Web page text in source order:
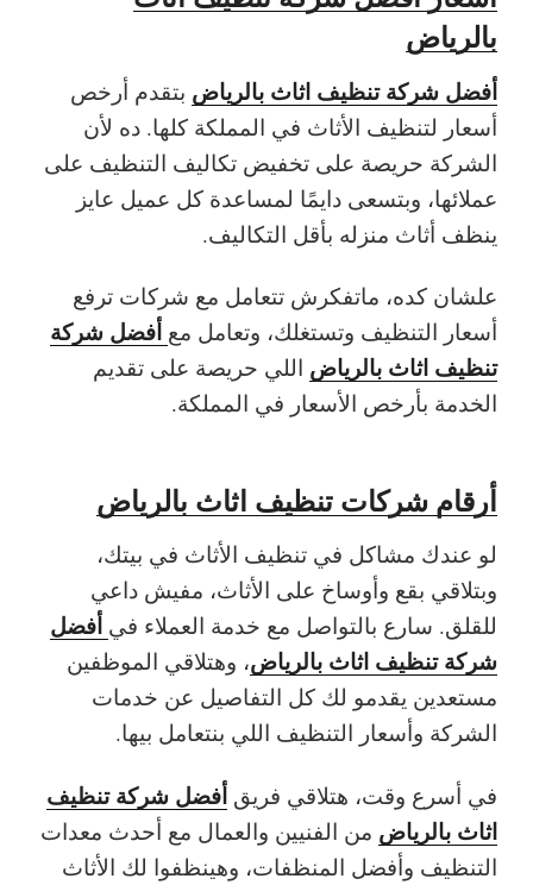
بالرياض
أفضل شركة تنظيف اثاث بالرياض بتقدم أرخص
أسعار لتنظيف الأثاث في المملكة كلها. ده لأن
الشركة حريصة على تخفيض تكاليف التنظيف على
عملائها، وبتسعى دايمًا لمساعدة كل عميل عايز
ينظف أثاث منزله بأقل التكاليف.
علشان كده، ماتفكرش تتعامل مع شركات ترفع
أسعار التنظيف وتستغلك، وتعامل مع أفضل شركة
تنظيف اثاث بالرياض اللي حريصة على تقديم
الخدمة بأرخص الأسعار في المملكة.
أرقام شركات تنظيف اثاث بالرياض
لو عندك مشاكل في تنظيف الأثاث في بيتك،
وبتلاقي بقع وأوساخ على الأثاث، مفيش داعي
للقلق. سارع بالتواصل مع خدمة العملاء في أفضل
شركة تنظيف اثاث بالرياض، وهتلاقي الموظفين
مستعدين يقدمو لك كل التفاصيل عن خدمات
الشركة وأسعار التنظيف اللي بنتعامل بيها.
في أسرع وقت، هتلاقي فريق أفضل شركة تنظيف
اثاث بالرياض من الفنيين والعمال مع أحدث معدات
التنظيف وأفضل المنظفات، وهينظفوا لك الأثاث